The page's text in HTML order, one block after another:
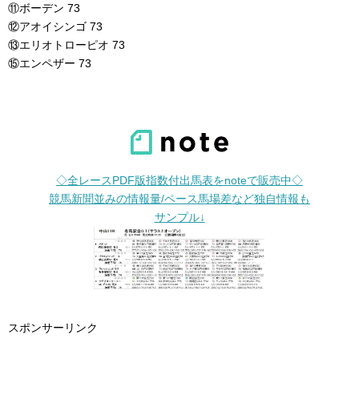
⑪ボーデン 73
⑫アオイシンゴ 73
⑬エリオトローピオ 73
⑮エンペザー 73
◇全レースPDF版指数付出馬表をnoteで販売中◇
競馬新聞並みの情報量/ペース馬場差など独自情報も
サンプル↓
スポンサーリンク